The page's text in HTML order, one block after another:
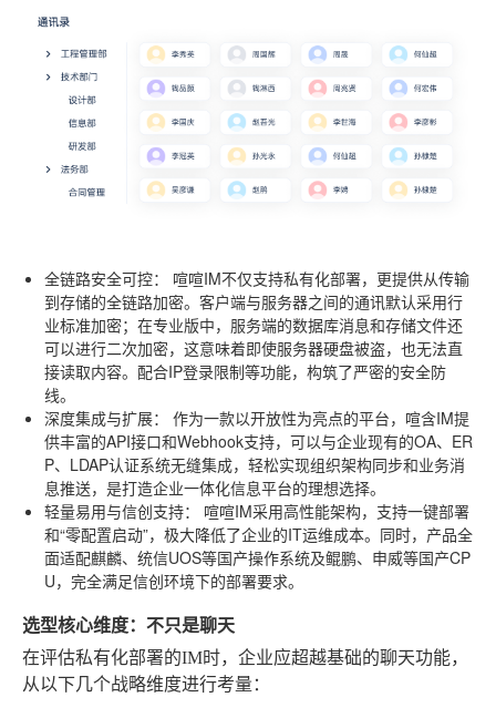
全链路安全可控：
喧喧IM不仅支持私有化部署，更提供从传输
到存储的全链路加密。客户端与服务器之间的通讯默认采用行
业标准加密；在专业版中，服务端的数据库消息和存储文件还
可以进行二次加密，这意味着即使服务器硬盘被盗，也无法直
接读取内容。配合IP登录限制等功能，构筑了严密的安全防
线。
深度集成与扩展：
作为一款以开放性为亮点的平台，喧含IM提
供丰富的API接口和Webhook支持，可以与企业现有的OA、ER
P、LDAP认证系统无缝集成，轻松实现组织架构同步和业务消
息推送，是打造企业一体化信息平台的理想选择。
轻量易用与信创支持：
喧喧IM采用高性能架构，支持一键部署
和“零配置启动”，极大降低了企业的IT运维成本。同时，产品全
面适配麒麟、统信UOS等国产操作系统及鲲鹏、申威等国产CP
U，完全满足信创环境下的部署要求。
选型核心维度：不只是聊天
在评估私有化部署的IM时，企业应超越基础的聊天功能，
从以下几个战略维度进行考量：